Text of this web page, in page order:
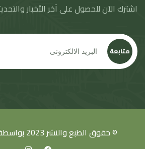
اشترك الآن للحصول على آخر الأخبار
متابعة
© حقوق الطبع والنشر 2023 بواسطة